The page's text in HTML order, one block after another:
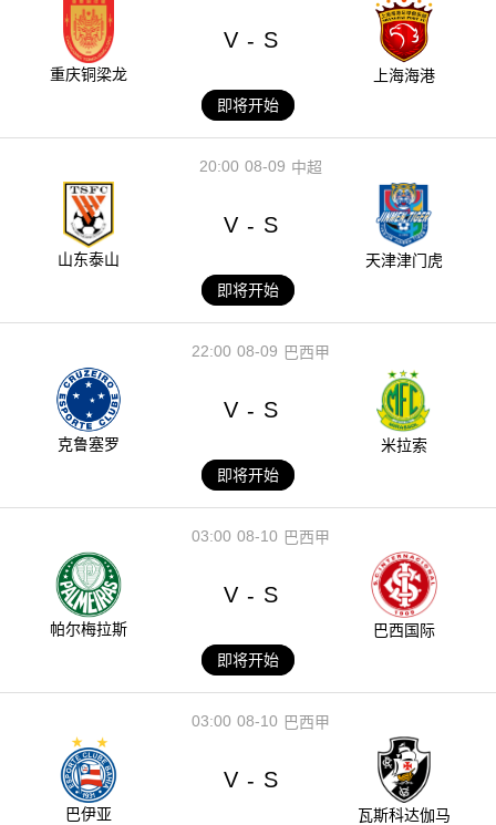
重庆铜梁龙
V - S
上海海港
即将开始
08-09
20:00 中超
山东泰山
V - S
天津津门虎
即将开始
08-09
22:00 巴西甲
克鲁塞罗
V - S
米拉索
即将开始
08-10
03:00 巴西甲
帕尔梅拉斯
V - S
巴西国际
即将开始
08-10
03:00 巴西甲
巴伊亚
V - S
瓦斯科达伽马